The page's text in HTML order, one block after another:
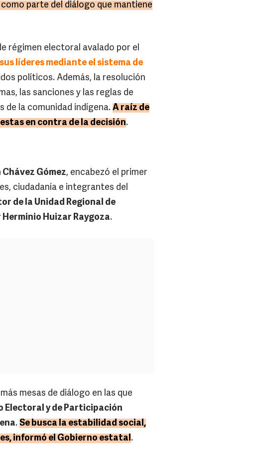
parte del diálogo que mantiene
régimen electoral avalado por el
líderes mediante el sistema de
políticos. Además, la resolución
las sanciones y las reglas de
de la comunidad indígena. A raíz de
en contra de la decisión.
Gómez, encabezó el primer
ciudadanía e integrantes del
de la Unidad Regional de
Huizar Raygoza.
mesas de diálogo en las que
y de Participación
. Se busca la estabilidad social,
informó el Gobierno estatal.